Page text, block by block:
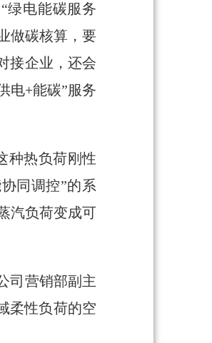
绿电能碳服务
做碳核算，要
接企业，还会
电+能碳”服务
种热负荷刚性
同调控”的系
汽负荷变成可
司营销部副主
柔性负荷的空